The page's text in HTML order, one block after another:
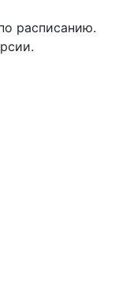
расписанию.